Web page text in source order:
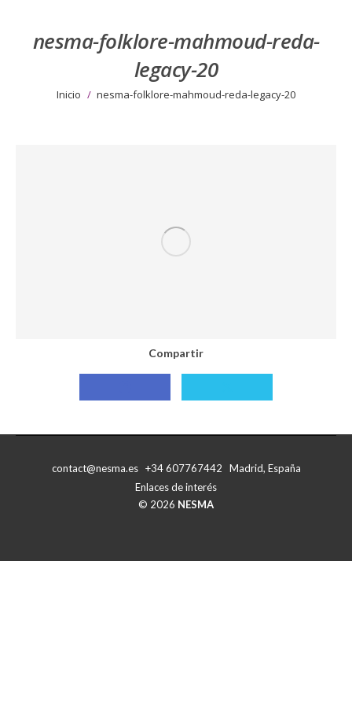
nesma-folklore-mahmoud-reda-
legacy-20
Estás aquí:
Inicio nesma-folklore-mahmoud-reda-legacy-20
Compartir
Compartir
Compartir
contact@nesma.es +34 607767442 Madrid, España
Enlaces de interés
© 2026 NESMA